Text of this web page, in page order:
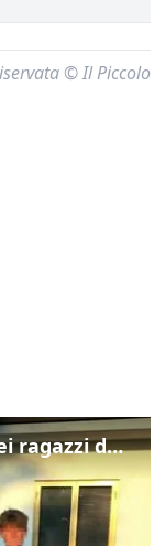
© Il Piccolo
Caso Pradamano, parla uno dei ragazzi denunciati per la limonata: "Volevo anche aiutare i miei"